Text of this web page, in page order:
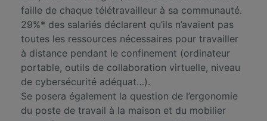
faille de chaque télétravailleur à sa communauté.
29%* des salariés déclarent qu’ils n’avaient pas
toutes les ressources nécessaires pour travailler
à distance pendant le confinement (ordinateur
portable, outils de collaboration virtuelle, niveau
de cybersécurité adéquat…).
Se posera également la question de l’ergonomie
du poste de travail à la maison et du mobilier